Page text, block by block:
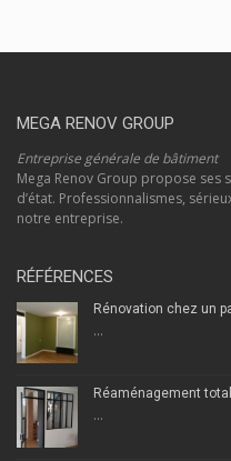
MEGA RENOV GROUP
Entreprise générale de bâtiment
Mega Renov Group propose
d’état. Professionnalismes,
notre entreprise.
RÉFÉRENCES
Rénovation chez un
...
Réaménagement
...